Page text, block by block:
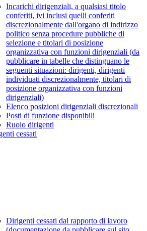
Incarichi dirigenziali, a qualsiasi titolo
conferiti, ivi inclusi quelli conferiti
discrezionalmente dall'organo di indirizzo
politico senza procedure pubbliche di
selezione e titolari di posizione
organizzativa con funzioni dirigenziali (da
pubblicare in tabelle che distinguano le
seguenti situazioni: dirigenti, dirigenti
individuati discrezionalmente, titolari di
posizione organizzativa con funzioni
dirigenziali)
Elenco posizioni dirigenziali discrezionali
Posti di funzione disponibili
Ruolo dirigenti
cessati
Dirigenti cessati dal rapporto di lavoro